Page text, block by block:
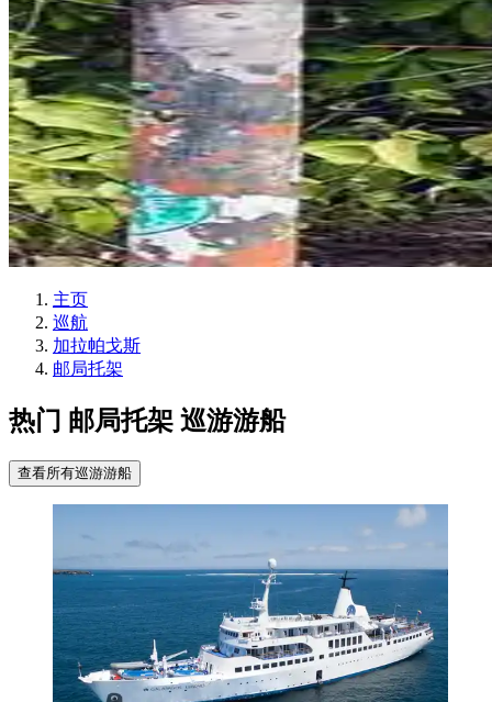
主页
巡航
加拉帕戈斯
邮局托架
热门 邮局托架 巡游游船
查看所有巡游游船